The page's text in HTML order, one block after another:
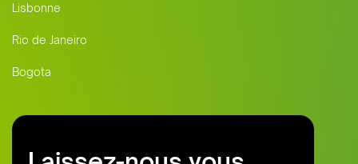
Lisbonne
Rio de Janeiro
Bogota